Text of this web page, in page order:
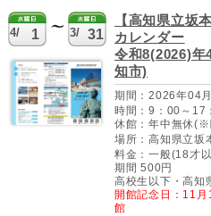
4/ 1 3/ 31
【高知県立坂
カレンダー
令和8(2026)年
知市)
期間：2026年04
時間：9：00～17
休館：年中無休(※
場所：高知県立坂
料金：一般(18才
期間 500円
高校生以下・高知
開館記念日：11
館